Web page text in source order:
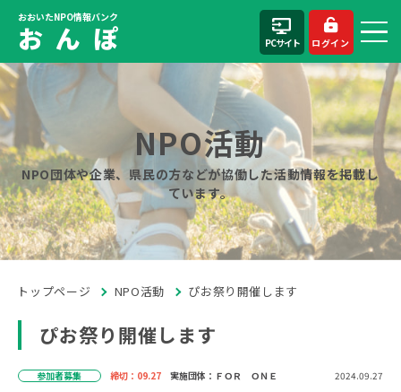
おおいたNPO情報バンク
お ん ぽ PCサイト ログイン
NPO活動
NPO団体や企業、県民の方などが協働した活動情報を掲載し
ています。
トップページ NPO活動 ぴお祭り開催します
ぴお祭り開催します
参加者募集 締切：09.27 実施団体：ＦＯＲ ＯＮＥ 2024.09.27